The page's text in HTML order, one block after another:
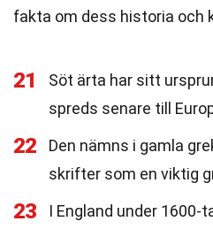
fakta om dess historia och
21
Söt ärta har sitt
spreds senare till
22
Den nämns i gamla
skrifter som en viktig
23
I England under 1600-